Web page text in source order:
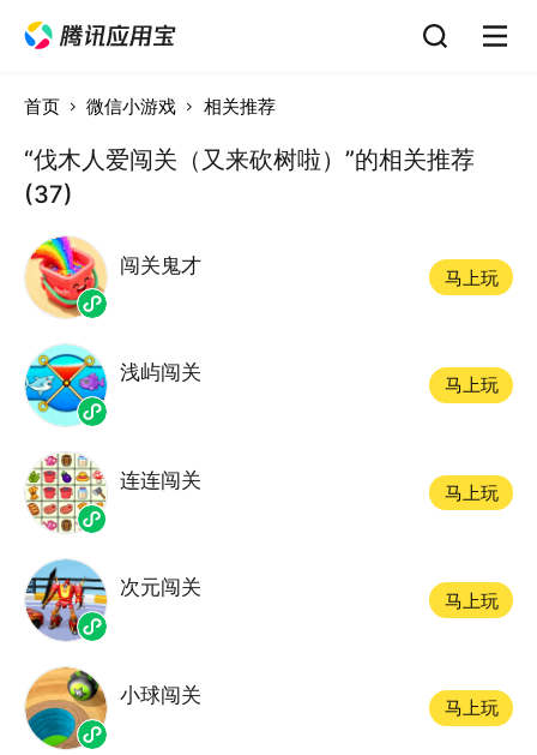
首页 微信小游戏 相关推荐
“伐木人爱闯关（又来砍树啦）”的相关推荐
(37)
闯关鬼才
马上玩
浅屿闯关
马上玩
连连闯关
马上玩
次元闯关
马上玩
小球闯关
马上玩